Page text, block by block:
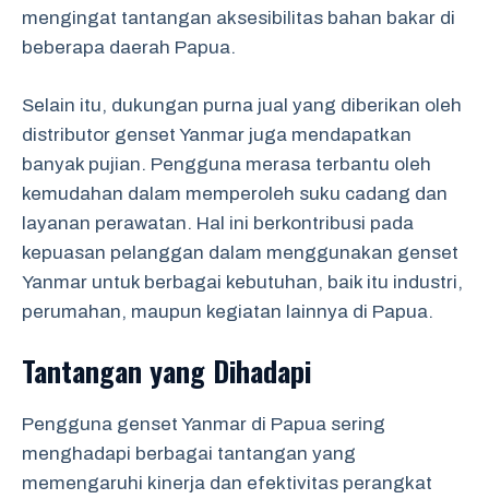
mengingat tantangan aksesibilitas bahan bakar di
beberapa daerah Papua.
Selain itu, dukungan purna jual yang diberikan oleh
distributor genset Yanmar juga mendapatkan
banyak pujian. Pengguna merasa terbantu oleh
kemudahan dalam memperoleh suku cadang dan
layanan perawatan. Hal ini berkontribusi pada
kepuasan pelanggan dalam menggunakan genset
Yanmar untuk berbagai kebutuhan, baik itu industri,
perumahan, maupun kegiatan lainnya di Papua.
Tantangan yang Dihadapi
Pengguna genset Yanmar di Papua sering
menghadapi berbagai tantangan yang
memengaruhi kinerja dan efektivitas perangkat